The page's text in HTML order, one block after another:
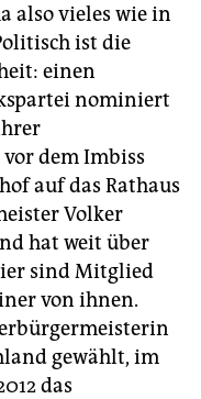
also vieles wie in
ist die
einen
nominiert
dem Imbiss
auf das Rathaus
Volker
hat weit über
sind Mitglied
von ihnen.
gewählt, im
das